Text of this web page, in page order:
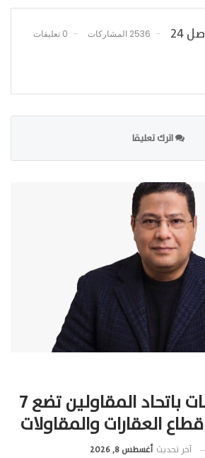
24 2536 المشاركات 0 تعليقات
اترك تعليقا
لجنة إدارة الأزمات باتحاد المقاولين تضع 7
العقارات والمقاولات
آخر تحديث أغسطس 8, 2026